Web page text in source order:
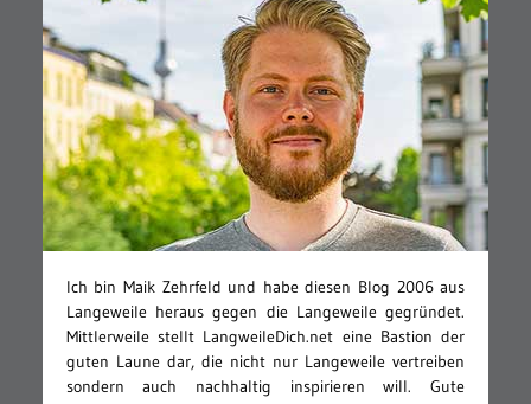
Ich bin Maik Zehrfeld und habe diesen Blog 2006 aus
Langeweile heraus gegen die Langeweile gegründet.
Mittlerweile stellt LangweileDich.net eine Bastion der
guten Laune dar, die nicht nur Langeweile vertreiben
sondern auch nachhaltig inspirieren will. Gute